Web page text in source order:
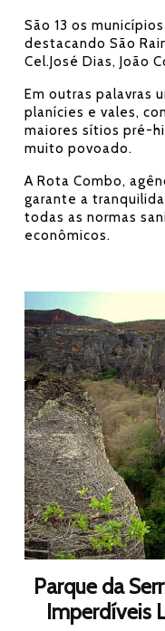
São 13 os
destacando São
Cel.José Dias, João
Em outras palavras
planícies e vales,
maiores sítios pré-
muito povoado.
A Rota Combo,
garante a
todas as normas
econômicos.
Parque da
Imperdíveis